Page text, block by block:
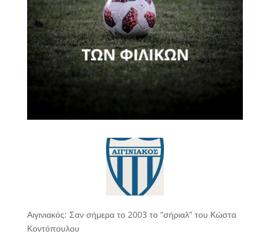
Αιγινιακός: Σαν σήμερα το 2003 το “σήριαλ” του Κώστα
Κοντόπουλου